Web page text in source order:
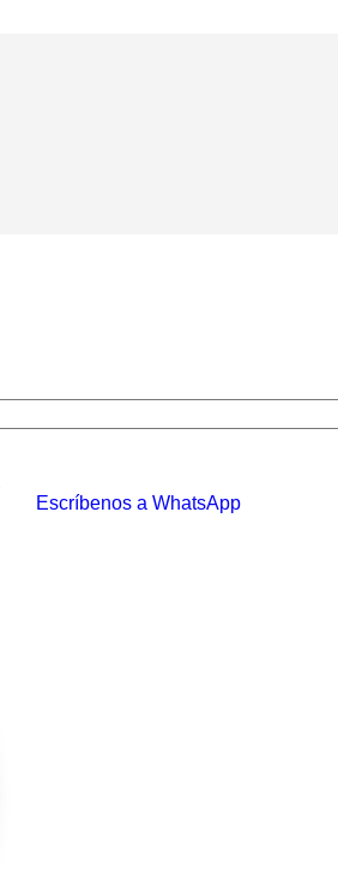
Escríbenos a WhatsApp